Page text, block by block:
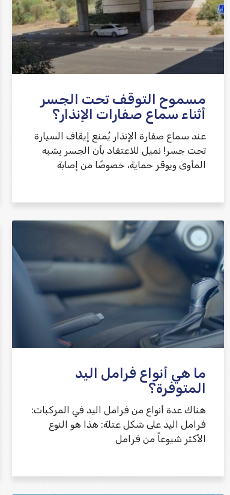
مسموح التوقف تحت الجسر
أثناء سماع صفارات الإنذار؟
عند سماع صفارة الإنذار يُمنع إيقاف السيارة
تحت جسر! نميل للاعتقاد بأن الجسر يشبه
المأوى ويوفّر حماية، خصوصًا من إصابة
ما هي أنواع فرامل اليد
المتوفرة؟
هناك عدة أنواع من فرامل اليد في المركبات:
فرامل اليد على شكل عتلة: هذا هو النوع
الأكثر شيوعاً من فرامل